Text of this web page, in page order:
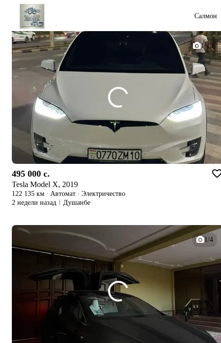
Салмон
1/13
495 000 c.
Tesla Model X, 2019
122 135 км · Автомат · Электричество
2 недели назад
Душанбе
1/4